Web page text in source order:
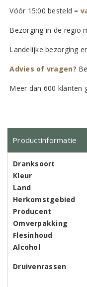
Vóór 15:00 besteld =
Bezorging in de regio
Landelijke bezorging
Advies of vragen?
Meer dan 600 klanten
Productinformatie
Dranksoort
Kleur
Land
Herkomstgebied
Producent
Omverpakking
Flesinhoud
Alcohol
Druivenrassen